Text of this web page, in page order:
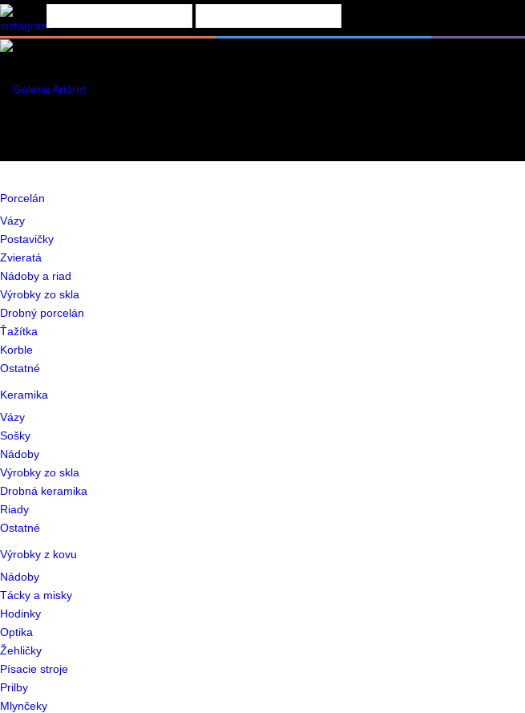
Porcelán
Vázy
Postavičky
Zvieratá
Nádoby a riad
Výrobky zo skla
Drobný porcelán
Ťažítka
Korble
Ostatné
Keramika
Vázy
Sošky
Nádoby
Výrobky zo skla
Drobná keramika
Riady
Ostatné
Výrobky z kovu
Nádoby
Tácky a misky
Hodinky
Optika
Žehličky
Písacie stroje
Prilby
Mlynčeky